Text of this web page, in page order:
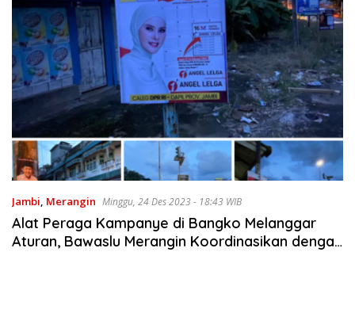
Jambi, Merangin Minggu, 24 Des 2023 - 18:43 WIB
Alat Peraga Kampanye di Bangko Melanggar
Aturan, Bawaslu Merangin Koordinasikan dengan